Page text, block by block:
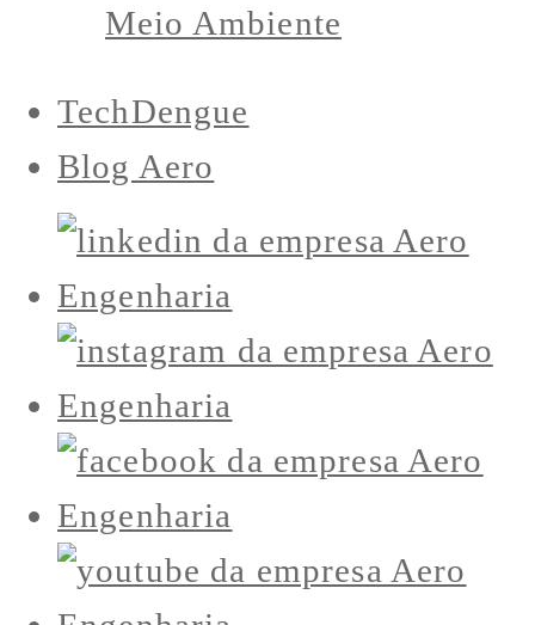
Meio Ambiente
TechDengue
Blog Aero